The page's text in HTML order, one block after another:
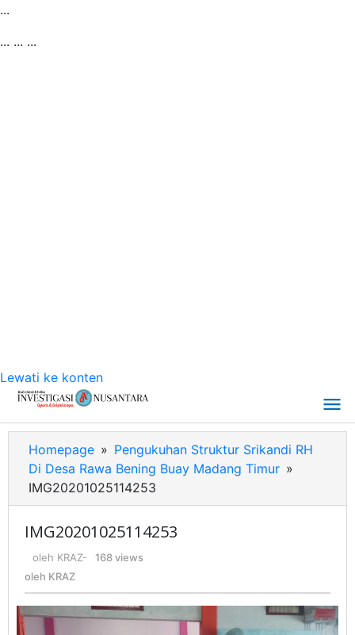
...
... ... ...
Lewati ke konten
Homepage » Pengukuhan Struktur Srikandi RH
Di Desa Rawa Bening Buay Madang Timur »
IMG20201025114253
IMG20201025114253
oleh KRAZ-
168 views
oleh KRAZ